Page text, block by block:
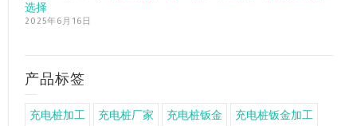
选择
2025年6月16日
产品标签
充电桩加工 充电桩厂家 充电桩钣金 充电桩钣金加工